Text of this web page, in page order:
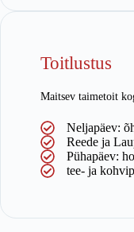
Toitlustus
Maitsev taimetoit
Neljapäev:
Reede ja
Pühapäev:
tee- ja